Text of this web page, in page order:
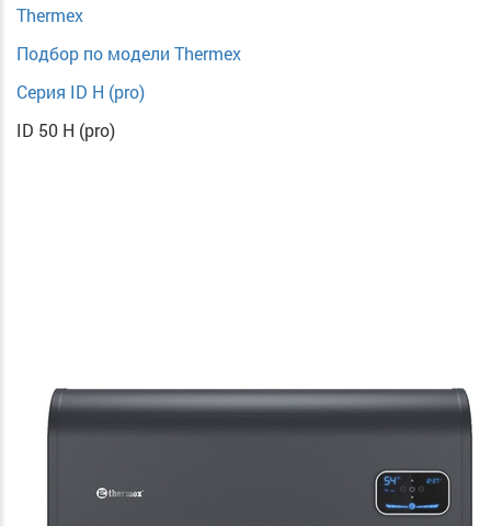
Thermex
Подбор по модели Thermex
Cерия ID H (pro)
ID 50 H (pro)